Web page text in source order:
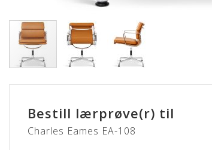
til
Bestill lærprøve(r) til
Charles Eames EA-108